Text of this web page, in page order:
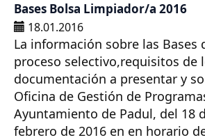
Bases Bolsa Limpiador/a 2016
18.01.2016
La información sobre las Bases
proceso selectivo,requisitos de
documentación a presentar y
Oficina de Gestión de
Ayuntamiento de Padul, del 18
febrero de 2016 en en horario